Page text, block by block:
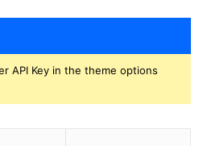
API Key in the theme options